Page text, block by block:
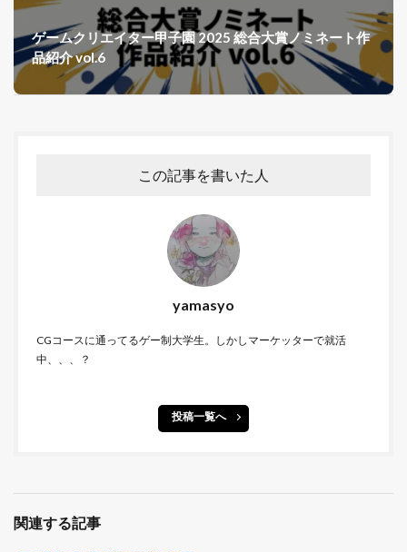
ゲームクリエイター甲子園 2025 総合大賞ノミネート作
品紹介 vol.6
この記事を書いた人
yamasyo
CGコースに通ってるゲー制大学生。しかしマーケッターで就活
中、、、？
投稿一覧へ
関連する記事